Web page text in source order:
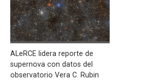
ALeRCE lidera reporte de
supernova con datos del
observatorio Vera C. Rubin